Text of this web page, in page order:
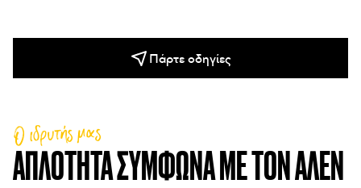
Πάρτε οδηγίες
ΑΠΛΌΤΗΤΑ ΣΎΜΦΩΝΑ ΜΕ ΤΟΝ ΑΛΈΝ
Ο ιδρυτής μας